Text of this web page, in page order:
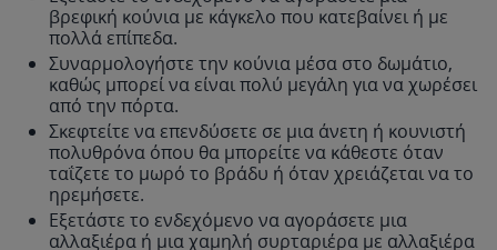
βρεφική κούνια με κάγκελο που κατεβαίνει ή με
πολλά επίπεδα.
Συναρμολογήστε την κούνια μέσα στο δωμάτιο,
καθώς μπορεί να είναι πολύ μεγάλη για να χωρέσει
από την πόρτα.
Σκεφτείτε να επενδύσετε σε μια άνετη ή κουνιστή
πολυθρόνα όπου θα μπορείτε να κάθεστε όταν
ταΐζετε το μωρό το βράδυ ή όταν χρειάζεται να το
ηρεμήσετε.
Εξετάστε το ενδεχόμενο να αγοράσετε μια
αλλαξιέρα ή μια χαμηλή συρταριέρα με αλλαξιέρα